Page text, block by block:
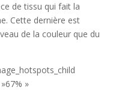
de tissu qui fait la
Cette dernière est
de la couleur que du
»